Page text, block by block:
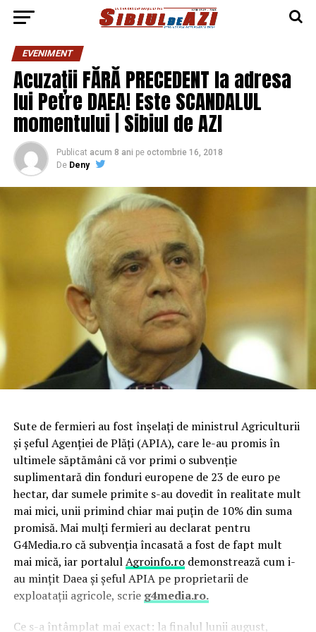
EVENIMENT
Acuzații FĂRĂ PRECEDENT la adresa
lui Petre DAEA! Este SCANDALUL
momentului | Sibiul de AZI
Publicat acum 8 ani pe octombrie 16, 2018
De Deny
Sute de fermieri au fost înşelaţi de ministrul Agriculturii
şi şeful Agenţiei de Plăţi (APIA), care le-au promis în
ultimele săptămâni că vor primi o subvenţie
suplimentară din fonduri europene de 23 de euro pe
hectar, dar sumele primite s-au dovedit în realitate mult
mai mici, unii primind chiar mai puţin de 10% din suma
promisă. Mai mulţi fermieri au declarat pentru
G4Media.ro că subvenţia încasată a fost de fapt mult
mai mică, iar portalulAgroinfo.rodemonstrează cum i-
au minţit Daea şi şeful APIA pe proprietarii de
exploataţii agricole, scrie g4media.ro.
Ce s-a întâmplat mai exact: la finalul lunii august,